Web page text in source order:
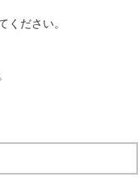
ください。